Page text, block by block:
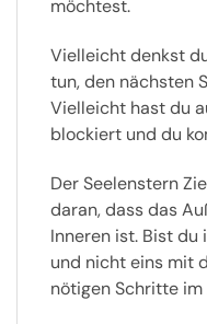
möchtest.
Vielleicht denkst
tun, den nächsten
Vielleicht hast du
blockiert und du
Der Seelenstern
daran, dass das
Inneren ist. Bist
und nicht eins mit
nötigen Schritte